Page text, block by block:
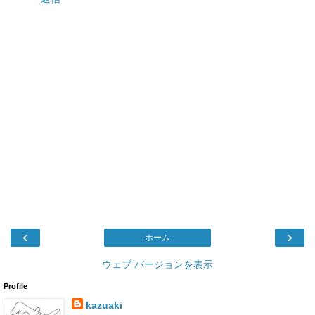
‹ ›
ホーム
ウェブ バージョンを表示
Profile
kazuaki